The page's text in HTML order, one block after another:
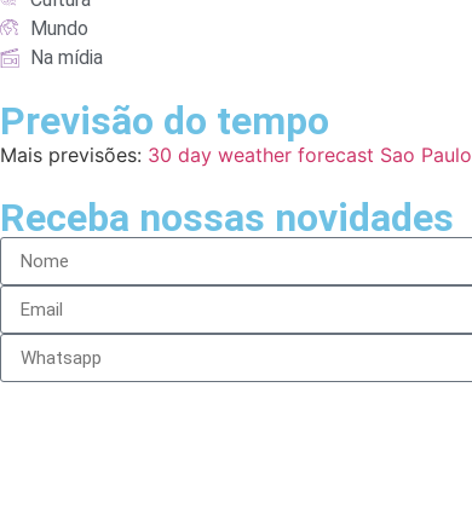
Mundo
Na mídia
Previsão do tempo
Mais previsões: 30 day weather forecast Sao Paulo
Receba nossas novidades